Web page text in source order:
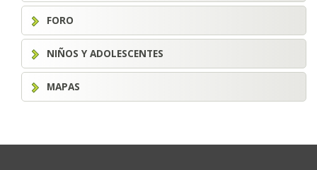
FORO
NIÑOS Y ADOLESCENTES
MAPAS